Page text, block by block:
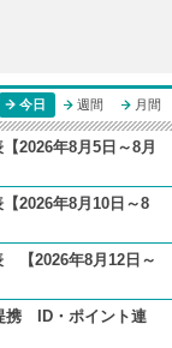
今日 週間 月間
2026年8月5日～8月
2026年8月10日～8
【2026年8月12日～
携 ID・ポイント連